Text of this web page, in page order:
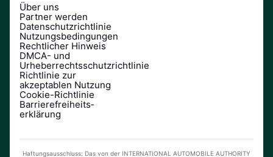
Über uns
Partner werden
Datenschutzrichtlinie
Nutzungsbedingungen
Rechtlicher Hinweis
DMCA- und
Urheberrechtsschutzrichtlinie
Richtlinie zur
akzeptablen Nutzung
Cookie-Richtlinie
Barrierefreiheits­
erklärung
Haftungsausschluss: Das von der INTERNATIONAL AUTOMOBILE AUTHORITY